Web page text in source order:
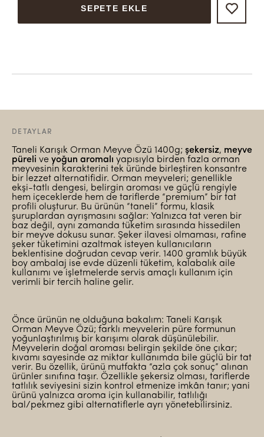
SEPETE EKLE
DETAYLAR
Taneli Karışık Orman Meyve Özü 1400g; şekersiz, meyve
püreli ve yoğun aromalı yapısıyla birden fazla orman
meyvesinin karakterini tek üründe birleştiren konsantre
bir lezzet alternatifidir. Orman meyveleri; genellikle
ekşi-tatlı dengesi, belirgin aroması ve güçlü rengiyle
hem içeceklerde hem de tariflerde “premium” bir tat
profili oluşturur. Bu ürünün “taneli” formu, klasik
şuruplardan ayrışmasını sağlar: Yalnızca tat veren bir
baz değil, aynı zamanda tüketim sırasında hissedilen
bir meyve dokusu sunar. Şeker ilavesi olmaması, rafine
şeker tüketimini azaltmak isteyen kullanıcıların
beklentisine doğrudan cevap verir. 1400 gramlık büyük
boy ambalaj ise evde düzenli tüketim, kalabalık aile
kullanımı ve işletmelerde servis amaçlı kullanım için
verimli bir tercih haline gelir.
Önce ürünün ne olduğuna bakalım: Taneli Karışık
Orman Meyve Özü; farklı meyvelerin püre formunun
yoğunlaştırılmış bir karışımı olarak düşünülebilir.
Meyvelerin doğal aroması belirgin şekilde öne çıkar;
kıvamı sayesinde az miktar kullanımda bile güçlü bir tat
verir. Bu özellik, ürünü mutfakta “azla çok sonuç” alınan
ürünler sınıfına taşır. Özellikle şekersiz olması, tariflerde
tatlılık seviyesini sizin kontrol etmenize imkân tanır; yani
ürünü yalnızca aroma için kullanabilir, tatlılığı
bal/pekmez gibi alternatiflerle ayrı yönetebilirsiniz.